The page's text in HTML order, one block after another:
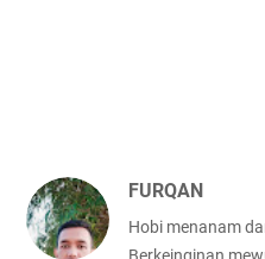
FURQAN
Hobi menanam